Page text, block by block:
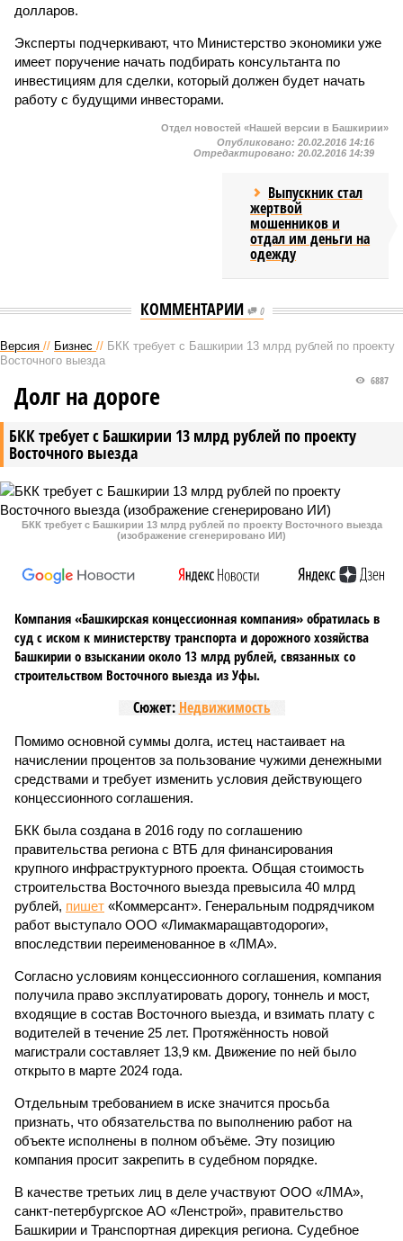
долларов.
Эксперты подчеркивают, что Министерство экономики уже
имеет поручение начать подбирать консультанта по
инвестициям для сделки, который должен будет начать
работу с будущими инвесторами.
Отдел новостей «Нашей версии в Башкирии»
Опубликовано: 20.02.2016 14:16
Отредактировано: 20.02.2016 14:39
Выпускник стал
жертвой
мошенников и
отдал им деньги на
одежду
КОММЕНТАРИИ 0
Версия // Бизнес // БКК требует с Башкирии 13 млрд рублей по проекту
Восточного выезда
БКК требует с Башкирии 13 млрд рублей по проекту
Восточного выезда
6887
Долг на дороге
БКК требует с Башкирии 13 млрд рублей по проекту Восточного выезда
(изображение сгенерировано ИИ)
Компания «Башкирская концессионная компания» обратилась в
суд с иском к министерству транспорта и дорожного хозяйства
Башкирии о взыскании около 13 млрд рублей, связанных со
строительством Восточного выезда из Уфы.
Сюжет: Недвижимость
Помимо основной суммы долга, истец настаивает на
начислении процентов за пользование чужими денежными
средствами и требует изменить условия действующего
концессионного соглашения.
БКК была создана в 2016 году по соглашению
правительства региона с ВТБ для финансирования
крупного инфраструктурного проекта. Общая стоимость
строительства Восточного выезда превысила 40 млрд
рублей, пишет «Коммерсант». Генеральным подрядчиком
работ выступало ООО «Лимакмаращавтодороги»,
впоследствии переименованное в «ЛМА».
Согласно условиям концессионного соглашения, компания
получила право эксплуатировать дорогу, тоннель и мост,
входящие в состав Восточного выезда, и взимать плату с
водителей в течение 25 лет. Протяжённость новой
магистрали составляет 13,9 км. Движение по ней было
открыто в марте 2024 года.
Отдельным требованием в иске значится просьба
признать, что обязательства по выполнению работ на
объекте исполнены в полном объёме. Эту позицию
компания просит закрепить в судебном порядке.
В качестве третьих лиц в деле участвуют ООО «ЛМА»,
санкт-петербургское АО «Ленстрой», правительство
Башкирии и Транспортная дирекция региона. Судебное